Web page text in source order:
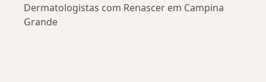
Dermatologistas com Renascer em Campina
Grande